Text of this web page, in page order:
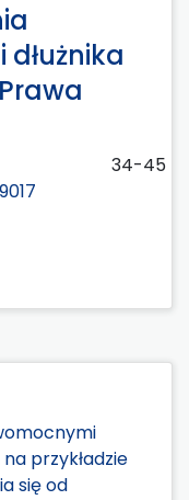
34-45
przykładzie
się od